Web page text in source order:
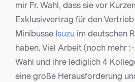
mir Fr. Wahl, dass sie vor
Exklusivvertrag für den
Minibusse Isuzu im deutschen
haben. Viel Arbeit (noch mehr
Wahl und ihre lediglich 4
eine große Herausforderung